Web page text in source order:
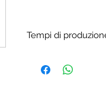
Tempi di
produzione sono di